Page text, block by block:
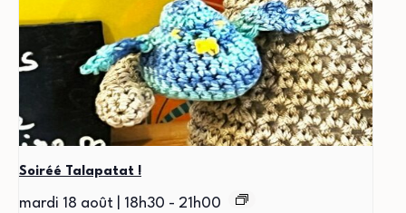
Soiréé Talapatat !
mardi 18 août | 18h30 - 21h00